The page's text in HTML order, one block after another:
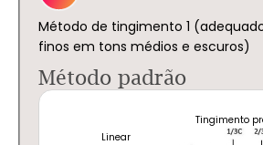
Método de tingimento 1
finos em tons médios e escuros)
Método padrão
Linear
Tingimento